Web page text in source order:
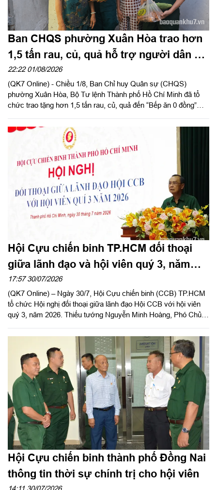
Ban CHQS phường Xuân Hòa trao hơn
1,5 tấn rau, củ, quả hỗ trợ người dân có
hoàn cảnh khó khăn
22:22 01/08/2026
(QK7 Online) - Chiều 1/8, Ban Chỉ huy Quân sự (CHQS)
phường Xuân Hòa, Bộ Tư lệnh Thành phố Hồ Chí Minh đã tổ
chức trao tặng hơn 1,5 tấn rau, củ, quả đến “Bếp ăn 0 đồng”
Thạnh Mỹ Tây và Tăng Nhơn Phú (Thành phố Hồ Chí Minh).
Hội Cựu chiến binh TP.HCM đối thoại
giữa lãnh đạo và hội viên quý 3, năm
2026
17:57 30/07/2026
(QK7 Online) – Ngày 30/7, Hội Cựu chiến binh (CCB) TP.HCM
tổ chức Hội nghị đối thoại giữa lãnh đạo Hội CCB với hội viên
quý 3, năm 2026. Thiếu tướng Nguyễn Minh Hoàng, Phó Chủ
TPHCM, Chủ tịch Hội CCB TP.HCM chủ trì hội nghị.
Hội Cựu chiến binh thành phố Đồng Nai
thông tin thời sự chính trị cho hội viên